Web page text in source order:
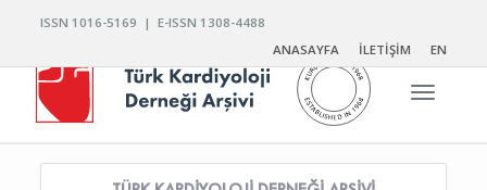
ISSN 1016-5169 | E-ISSN 1308-4488
ANASAYFA
İLETİŞİM EN
Toggle